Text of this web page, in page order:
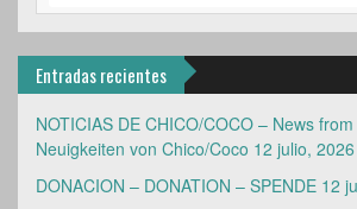
Entradas recientes
NOTICIAS DE CHICO/COCO – News
Neuigkeiten von Chico/Coco 12 julio, 2026
DONACION – DONATION – SPENDE 12